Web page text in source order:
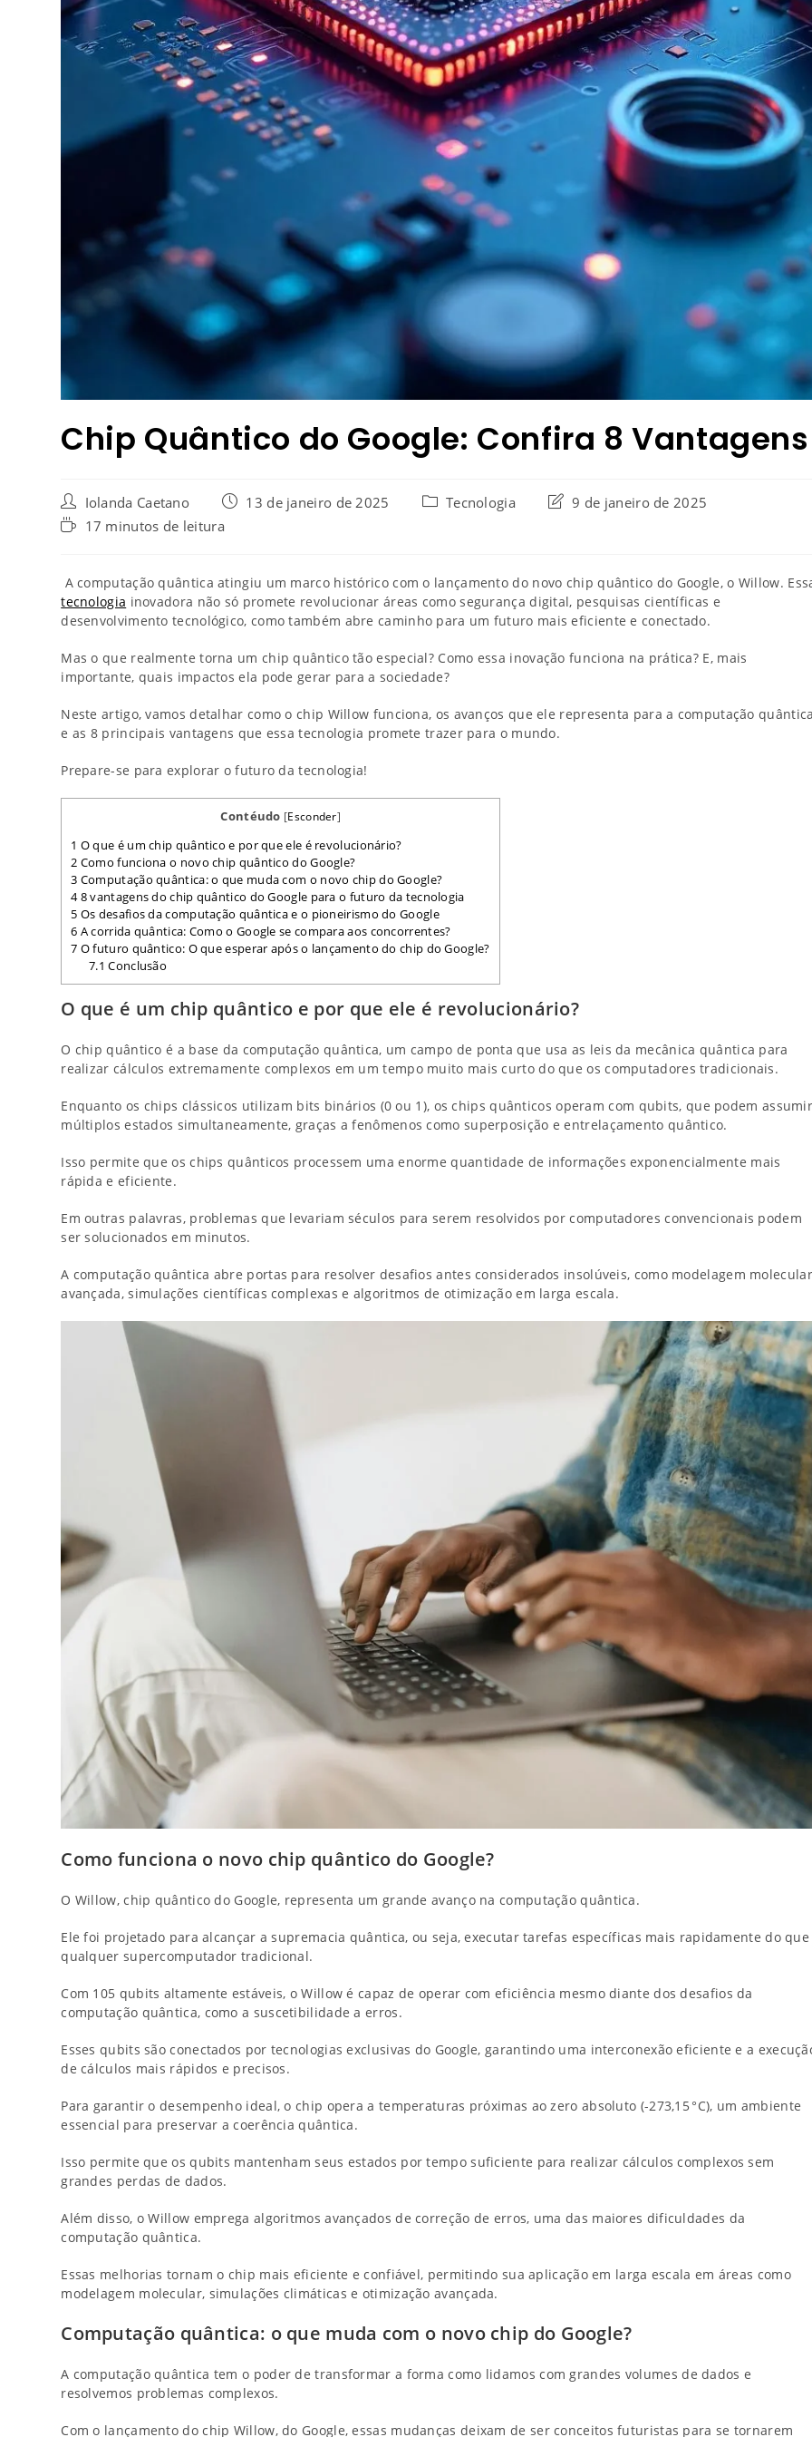
Chip Quântico do Google: Confira 8 Vantagens
Iolanda Caetano 13 de janeiro de 2025 Tecnologia
9 de janeiro de 2025
17 minutos de leitura
A computação quântica atingiu um marco histórico com o lançamento do novo chip quântico do Google, o Willow.
tecnologia inovadora não só promete revolucionar áreas como segurança digital, pesquisas científicas e
desenvolvimento tecnológico, como também abre caminho para um futuro mais eficiente e conectado.
Mas o que realmente torna um chip quântico tão especial? Como essa inovação funciona na prática? E, mais
importante, quais impactos ela pode gerar para a sociedade?
Neste artigo, vamos detalhar como o chip Willow funciona, os avanços que ele representa para a computação
e as 8 principais vantagens que essa tecnologia promete trazer para o mundo.
Prepare-se para explorar o futuro da tecnologia!
Contéudo [Esconder]
1 O que é um chip quântico e por que ele é revolucionário?
2 Como funciona o novo chip quântico do Google?
3 Computação quântica: o que muda com o novo chip do Google?
48 vantagens do chip quântico do Google para o futuro da tecnologia
5 Os desafios da computação quântica e o pioneirismo do Google
6 A corrida quântica: Como o Google se compara aos concorrentes?
7 O futuro quântico: O que esperar após o lançamento do chip do Google?
7.1 Conclusão
O que é um chip quântico e por que ele é revolucionário?
O chip quântico é a base da computação quântica, um campo de ponta que usa as leis da mecânica quântica para
realizar cálculos extremamente complexos em um tempo muito mais curto do que os computadores tradicionais.
Enquanto os chips clássicos utilizam bits binários (0 ou 1), os chips quânticos operam com qubits, que podem
múltiplos estados simultaneamente, graças a fenômenos como superposição e entrelaçamento quântico.
Isso permite que os chips quânticos processem uma enorme quantidade de informações exponencialmente mais
rápida e eficiente.
Em outras palavras, problemas que levariam séculos para serem resolvidos por computadores convencionais podem
ser solucionados em minutos.
A computação quântica abre portas para resolver desafios antes considerados insolúveis, como modelagem molecular
avançada, simulações científicas complexas e algoritmos de otimização em larga escala.
Como funciona o novo chip quântico do Google?
O Willow, chip quântico do Google, representa um grande avanço na computação quântica.
Ele foi projetado para alcançar a supremacia quântica, ou seja, executar tarefas específicas mais rapidamente do que
qualquer supercomputador tradicional.
Com 105 qubits altamente estáveis, o Willow é capaz de operar com eficiência mesmo diante dos desafios da
computação quântica, como a suscetibilidade a erros.
Esses qubits são conectados por tecnologias exclusivas do Google, garantindo uma interconexão eficiente e a
de cálculos mais rápidos e precisos.
Para garantir o desempenho ideal, o chip opera a temperaturas próximas ao zero absoluto (-273,15 °C), um ambiente
essencial para preservar a coerência quântica.
Isso permite que os qubits mantenham seus estados por tempo suficiente para realizar cálculos complexos sem
grandes perdas de dados.
Além disso, o Willow emprega algoritmos avançados de correção de erros, uma das maiores dificuldades da
computação quântica.
Essas melhorias tornam o chip mais eficiente e confiável, permitindo sua aplicação em larga escala em áreas como
modelagem molecular, simulações climáticas e otimização avançada.
Computação quântica: o que muda com o novo chip do Google?
A computação quântica tem o poder de transformar a forma como lidamos com grandes volumes de dados e
resolvemos problemas complexos.
Com o lançamento do chip Willow, do Google, essas mudanças deixam de ser conceitos futuristas para se tornarem